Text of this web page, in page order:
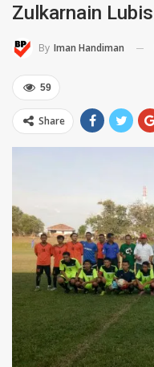
Zulkarnain Lubis
By Iman Handiman
59
Share